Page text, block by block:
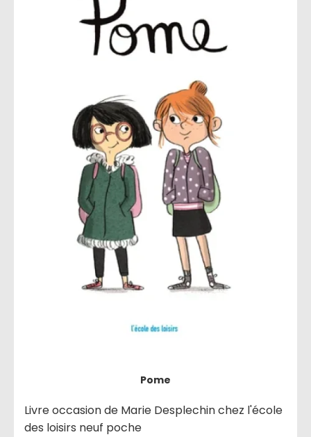
Pome
Livre occasion de Marie Desplechin chez l'école
des loisirs neuf poche